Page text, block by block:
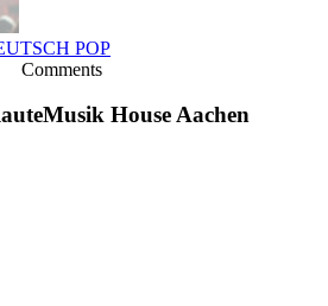
POP
Comments
House Aachen